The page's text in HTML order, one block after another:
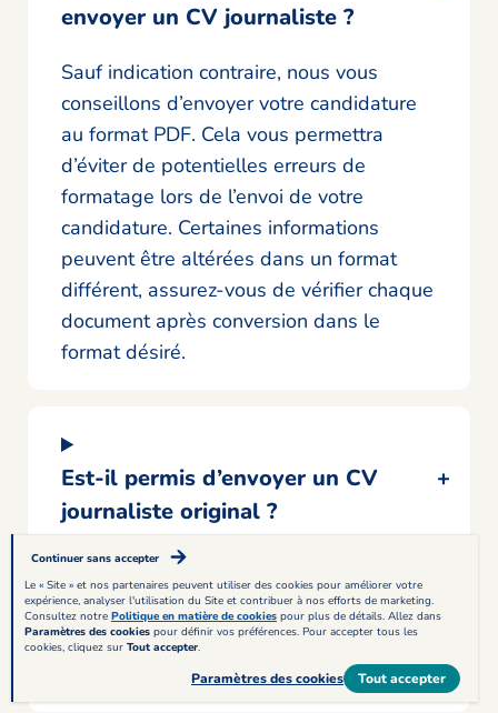
envoyer un CV journaliste ?
Sauf indication contraire, nous vous
conseillons d’envoyer votre candidature
au format PDF. Cela vous permettra
d’éviter de potentielles erreurs de
formatage lors de l’envoi de votre
candidature. Certaines informations
peuvent être altérées dans un format
différent, assurez-vous de vérifier chaque
document après conversion dans le
format désiré.
Est-il permis d’envoyer un CV
journaliste original ?
Comment se distinguer des
autres candidats ?
Continuer sans accepter
Le « Site » et nos partenaires peuvent utiliser des cookies pour améliorer votre
expérience, analyser l'utilisation du Site et contribuer à nos efforts de marketing.
Consultez notre Politique en matière de cookies pour plus de détails. Allez dans
Paramètres des cookies pour définir vos préférences. Pour accepter tous les
cookies, cliquez sur Tout accepter.
Tout accepter
Paramètres des cookies